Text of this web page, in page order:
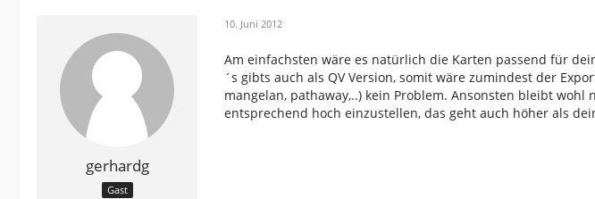
gerhardg
Gast
10. Juni 2012
Am einfachsten wäre es natürlich die Karten passend für
´s gibts auch als QV Version, somit wäre zumindest der
mangelan, pathaway,..) kein Problem. Ansonsten bleibt
entsprechend hoch einzustellen, das geht auch höher als